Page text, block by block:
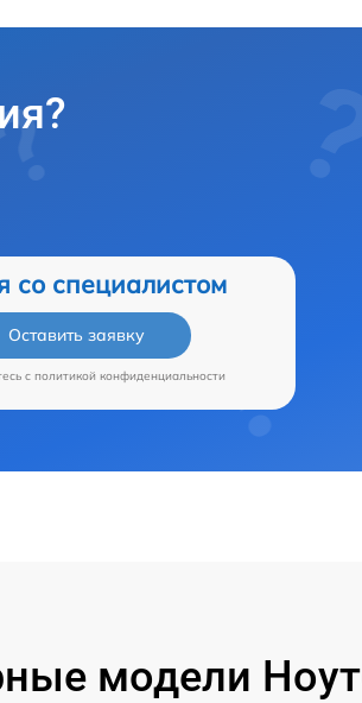
со специалистом
Оставить заявку
c политикой конфиденциальности
модели